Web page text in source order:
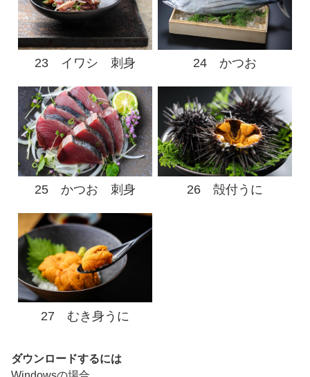
23 イワシ 刺身 24 かつお
25 かつお 刺身 26 殻付うに
27 むき身うに
ダウンロードするには